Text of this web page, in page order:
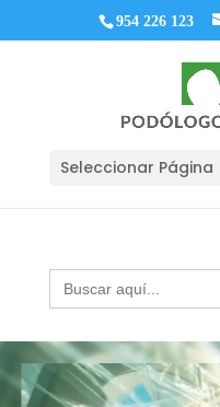
954 226 123
Seleccionar Página
Buscar: